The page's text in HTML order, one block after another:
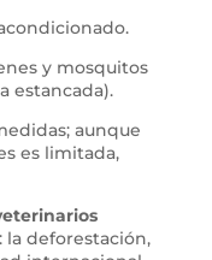
y mosquitos
estancada).
aunque
es limitada,
la deforestación,